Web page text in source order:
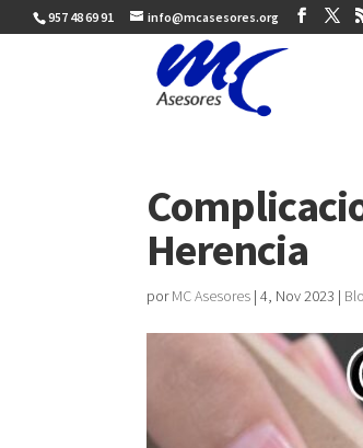
957 48 69 91 info@mcasesores.org
Herencia
porMC Asesores |4, Nov 2023 |